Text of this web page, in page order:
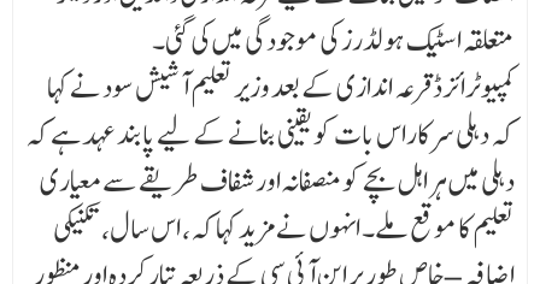
متعلقہ اسٹیک ہولڈرز کی موجودگی میں کی گئی۔
کمپیوٹرائزڈ قرعہ اندازی کے بعد وزیر تعلیم آشیش سود نے کہا
کہ دہلی سرکاراس بات کو یقینی بنانے کے لیے پابند عہد ہے کہ
دہلی میں ہر اہل بچے کو منصفانہ اور شفاف طریقے سے معیاری
تعلیم کا موقع ملے۔ انہوں نے مزید کہا کہ، اس سال، تکنیکی